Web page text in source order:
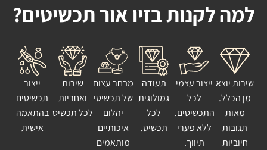
למה לקנות בזיו אור תכשיטים?
שירות יוצא
מן הכלל.
מאות
תגובות
חיוביות
ייצור עצמי
לכל
התכשיטים.
ללא פערי
תיווך.
תעודה
גמולוגית
לכל
תכשיט.
מבחר עצום
של תכשיטי
יהלום
איכותיים
מותאמים
שירות
ואחריות
לכל תכשיט
ייצור
תכשיטים
בהתאמה
אישית